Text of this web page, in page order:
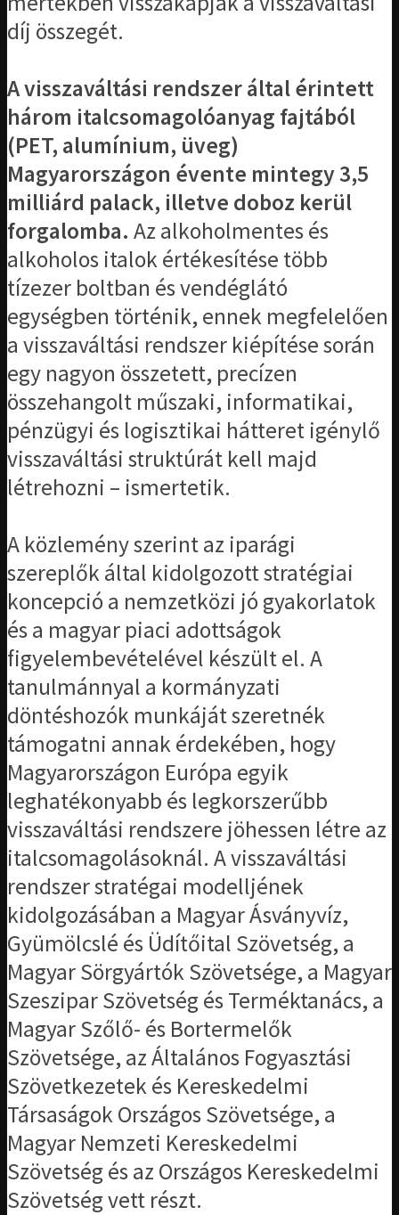
díj összegét.
A visszaváltási rendszer által érintett
három italcsomagolóanyag fajtából
(PET, alumínium, üveg)
Magyarországon évente mintegy 3,5
milliárd palack, illetve doboz kerül
forgalomba. Az alkoholmentes és
alkoholos italok értékesítése több
tízezer boltban és vendéglátó
egységben történik, ennek megfelelően
a visszaváltási rendszer kiépítése során
egy nagyon összetett, precízen
összehangolt műszaki, informatikai,
pénzügyi és logisztikai hátteret igénylő
visszaváltási struktúrát kell majd
létrehozni – ismertetik.
A közlemény szerint az iparági
szereplők által kidolgozott stratégiai
koncepció a nemzetközi jó gyakorlatok
és a magyar piaci adottságok
figyelembevételével készült el. A
tanulmánnyal a kormányzati
döntéshozók munkáját szeretnék
támogatni annak érdekében, hogy
Magyarországon Európa egyik
leghatékonyabb és legkorszerűbb
visszaváltási rendszere jöhessen létre az
italcsomagolásoknál. A visszaváltási
rendszer stratégai modelljének
kidolgozásában a Magyar Ásványvíz,
Gyümölcslé és Üdítőital Szövetség, a
Magyar Sörgyártók Szövetsége, a Magyar
Szeszipar Szövetség és Terméktanács, a
Magyar Szőlő- és Bortermelők
Szövetsége, az Általános Fogyasztási
Szövetkezetek és Kereskedelmi
Társaságok Országos Szövetsége, a
Magyar Nemzeti Kereskedelmi
Szövetség és az Országos Kereskedelmi
Szövetség vett részt.